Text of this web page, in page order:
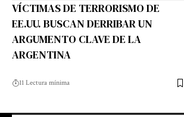
VÍCTIMAS DE TERRORISMO DE
EE.UU. BUSCAN DERRIBAR UN
ARGUMENTO CLAVE DE LA
ARGENTINA
11 Lectura mínima